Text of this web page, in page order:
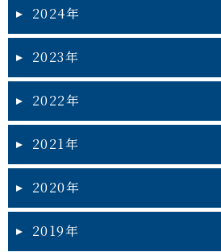
2024年
2023年
2022年
2021年
2020年
2019年